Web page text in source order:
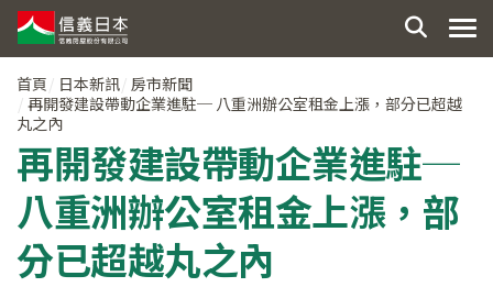
首頁 日本新訊 房市新聞
再開發建設帶動企業進駐─ 八重洲辦公室租金上漲，部分已超越
丸之內
再開發建設帶動企業進駐─
八重洲辦公室租金上漲，部
分已超越丸之內